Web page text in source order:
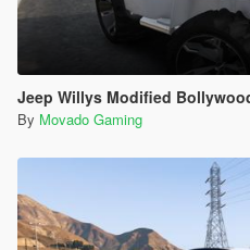
Jeep Willys Modified Bollywood
By Movado Gaming